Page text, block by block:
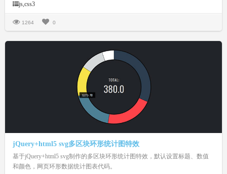
js,css3
1264 0
jQuery+html5 svg多区块环形统计图特效
基于jQuery+html5 svg制作的多区块环形统计图特效，默认设置标题、数值
和颜色，网页环形数据统计图表代码。